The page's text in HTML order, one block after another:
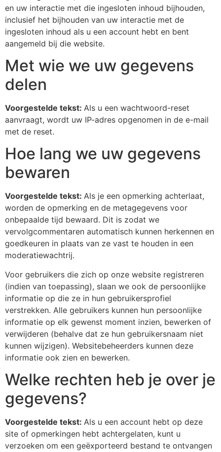
en uw interactie met die ingesloten inhoud bijhouden,
inclusief het bijhouden van uw interactie met de
ingesloten inhoud als u een account hebt en bent
aangemeld bij die website.
Met wie we uw gegevens
delen
Voorgestelde tekst: Als u een wachtwoord-reset
aanvraagt, wordt uw IP-adres opgenomen in de e-mail
met de reset.
Hoe lang we uw gegevens
bewaren
Voorgestelde tekst: Als je een opmerking achterlaat,
worden de opmerking en de metagegevens voor
onbepaalde tijd bewaard. Dit is zodat we
vervolgcommentaren automatisch kunnen herkennen en
goedkeuren in plaats van ze vast te houden in een
moderatiewachtrij.
Voor gebruikers die zich op onze website registreren
(indien van toepassing), slaan we ook de persoonlijke
informatie op die ze in hun gebruikersprofiel
verstrekken. Alle gebruikers kunnen hun persoonlijke
informatie op elk gewenst moment inzien, bewerken of
verwijderen (behalve dat ze hun gebruikersnaam niet
kunnen wijzigen). Websitebeheerders kunnen deze
informatie ook zien en bewerken.
Welke rechten heb je over je
gegevens?
Voorgestelde tekst: Als u een account hebt op deze
site of opmerkingen hebt achtergelaten, kunt u
verzoeken om een geëxporteerd bestand te ontvangen